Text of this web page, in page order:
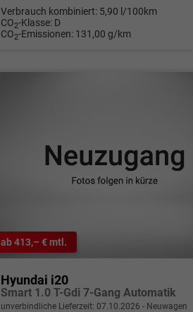
Verbrauch kombiniert: 5,90 l/100km
CO2-Klasse: D
CO2-Emissionen: 131,00 g/km
ab 413,– € mtl.
Hyundai i20
Smart 1.0 T-Gdi 7-Gang Automatik
unverbindliche Lieferzeit: 07.10.2026 Neuwagen